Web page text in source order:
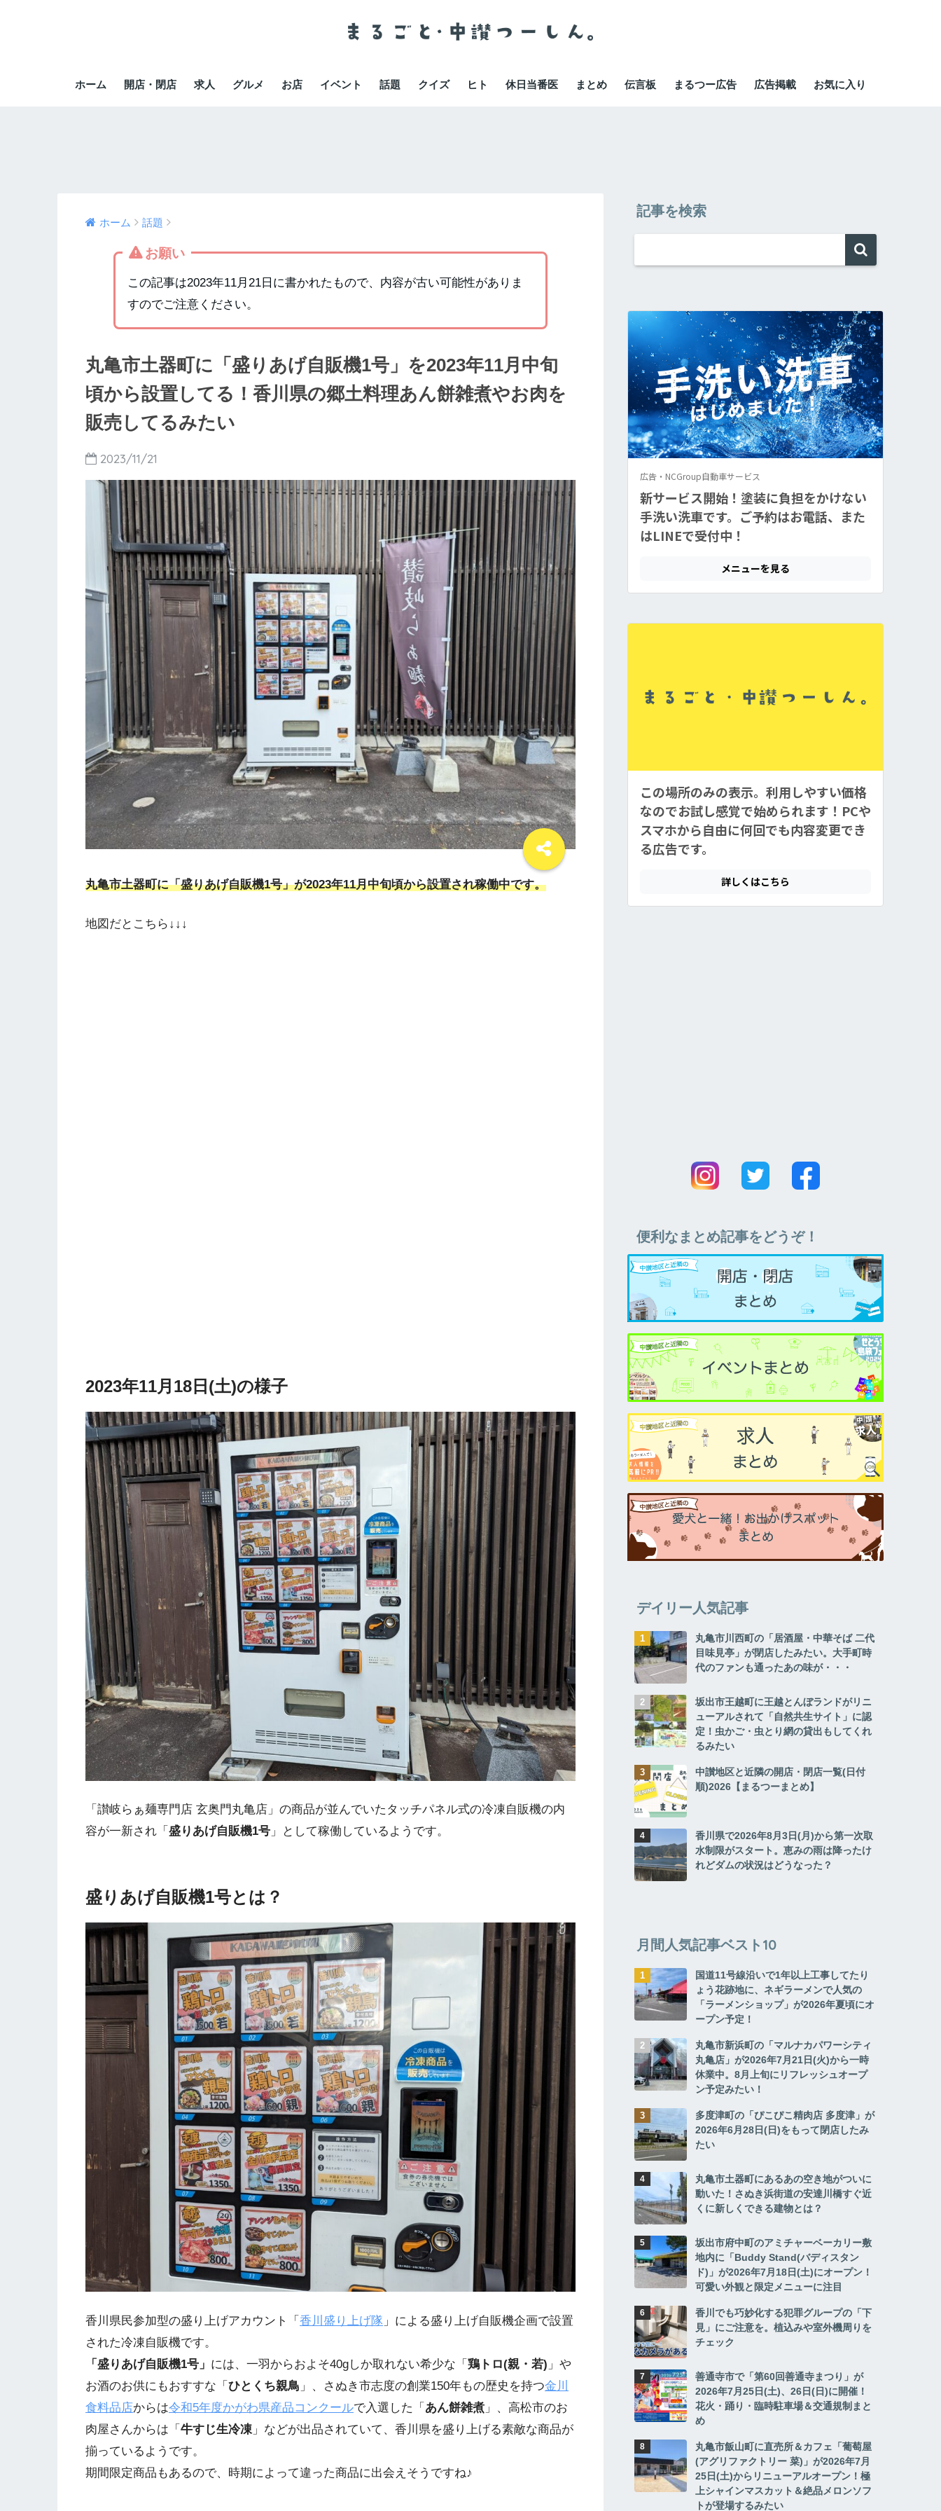
ホーム 開店・閉店 求人 グルメ お店 イベント 話題 クイズ ヒト 休日当番医 まとめ 伝言板 まるつー広告 広告掲載 お気に入り
ホーム 話題
お願い
この記事は2023年11月21日に書かれたもので、内容が古い可能性がありま
すのでご注意ください。
丸亀市土器町に「盛りあげ自販機1号」を2023年11月中旬
頃から設置してる！香川県の郷土料理あん餅雑煮やお肉を
販売してるみたい
2023/11/21
丸亀市土器町に「盛りあげ自販機1号」が2023年11月中旬頃から設置され稼働中です。
地図だとこちら↓↓↓
2023年11月18日(土)の様子
「讃岐らぁ麺専門店 玄奥門丸亀店」の商品が並んでいたタッチパネル式の冷凍自販機の内
容が一新され「 盛りあげ自販機1号 」として稼働しているようです。
盛りあげ自販機1号とは？
香川県民参加型の盛り上げアカウント「 香川盛り上げ隊 」による盛り上げ自販機企画で設置
された冷凍自販機です。
「盛りあげ自販機1号」 には、一羽からおよそ40gしか取れない希少な「 鶏トロ(親・若) 」や
お酒のお供にもおすすな「 ひとくち親鳥 」、さぬき市志度の創業150年もの歴史を持つ金川
食料品店からは令和5年度かがわ県産品コンクールで入選した「 あん餅雑煮 」、高松市のお
肉屋さんからは「 牛すじ生冷凍」などが出品されていて、香川県を盛り上げる素敵な商品が
揃っているようです。
期間限定商品もあるので、時期によって違った商品に出会えそうですね♪
記事を検索
便利なまとめ記事をどうぞ！
デイリー人気記事
丸亀市川西町の「居酒屋・中華そば 二代
目味見亭」が閉店したみたい。大手町時
代のファンも通ったあの味が・・・
坂出市王越町に王越とんぼランドがリニ
ューアルされて「自然共生サイト」に認
定！虫かご・虫とり網の貸出もしてくれ
るみたい
中讃地区と近隣の開店・閉店一覧(日付
順)2026【まるつーまとめ】
香川県で2026年8月3日(月)から第一次取
水制限がスタート。恵みの雨は降ったけ
れどダムの状況はどうなった？
月間人気記事ベスト10
国道11号線沿いで1年以上工事してたり
ょう花跡地に、ネギラーメンで人気の
「ラーメンショップ」が2026年夏頃にオ
ープン予定！
丸亀市新浜町の「マルナカパワーシティ
丸亀店」が2026年7月21日(火)から一時
休業中。8月上旬にリフレッシュオープ
ン予定みたい！
多度津町の「ぴこぴこ精肉店 多度津」が
2026年6月28日(日)をもって閉店したみ
たい
丸亀市土器町にあるあの空き地がついに
動いた！さぬき浜街道の安達川橋すぐ近
くに新しくできる建物とは？
坂出市府中町のアミチャーベーカリー敷
地内に「Buddy Stand(バディスタン
ド)」が2026年7月18日(土)にオープン！
可愛い外観と限定メニューに注目
香川でも巧妙化する犯罪グループの「下
見」にご注意を。植込みや室外機周りを
チェック
善通寺市で「第60回善通寺まつり」が
2026年7月25日(土)、26日(日)に開催！
花火・踊り・臨時駐車場＆交通規制まと
め
丸亀市飯山町に直売所＆カフェ「葡萄屋
(アグリファクトリー 菜)」が2026年7月
25日(土)からリニューアルオープン！極
上シャインマスカット＆絶品メロンソフ
トが登場するみたい